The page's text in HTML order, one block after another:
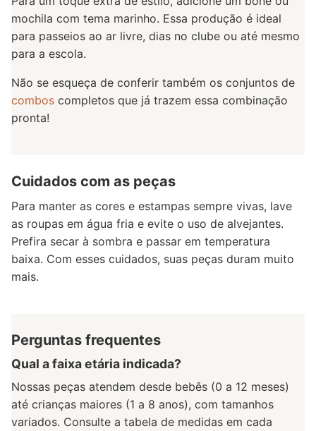
mochila com tema marinho. Essa produção é ideal
para passeios ao ar livre, dias no clube ou até mesmo
para a escola.
Não se esqueça de conferir também os conjuntos de
combos completos que já trazem essa combinação
pronta!
Cuidados com as peças
Para manter as cores e estampas sempre vivas, lave
as roupas em água fria e evite o uso de alvejantes.
Prefira secar à sombra e passar em temperatura
baixa. Com esses cuidados, suas peças duram muito
mais.
Perguntas frequentes
Qual a faixa etária indicada?
Nossas peças atendem desde bebês (0 a 12 meses)
até crianças maiores (1 a 8 anos), com tamanhos
variados. Consulte a tabela de medidas em cada